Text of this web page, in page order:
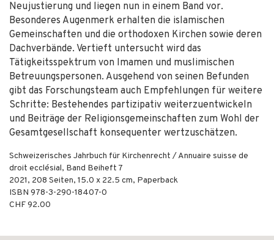
Neujustierung und liegen nun in einem Band vor.
Besonderes Augenmerk erhalten die islamischen
Gemeinschaften und die orthodoxen Kirchen sowie deren
Dachverbände. Vertieft untersucht wird das
Tätigkeitsspektrum von Imamen und muslimischen
Betreuungspersonen. Ausgehend von seinen Befunden
gibt das Forschungsteam auch Empfehlungen für weitere
Schritte: Bestehendes partizipativ weiterzuentwickeln
und Beiträge der Religionsgemeinschaften zum Wohl der
Gesamtgesellschaft konsequenter wertzuschätzen.
Schweizerisches Jahrbuch für Kirchenrecht / Annuaire suisse de
droit ecclésial, Band Beiheft 7
2021, 208 Seiten, 15.0 x 22.5 cm, Paperback
ISBN 978-3-290-18407-0
CHF 92.00